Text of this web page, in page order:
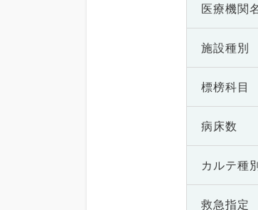
医療機関
施設種別
標榜科目
病床数
カルテ種
救急指定